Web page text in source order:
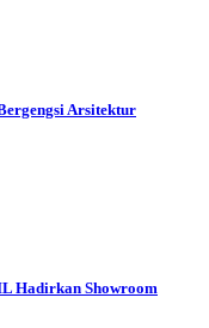
Arsitektur
Hadirkan Showroom